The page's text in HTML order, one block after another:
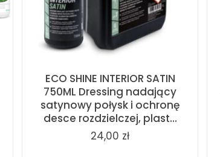
ECO SHINE INTERIOR SATIN
750ML Dressing nadający
satynowy połysk i ochronę
desce rozdzielczej, plast...
24,00 zł